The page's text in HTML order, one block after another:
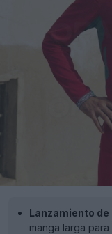
Lanzamiento de
manga larga